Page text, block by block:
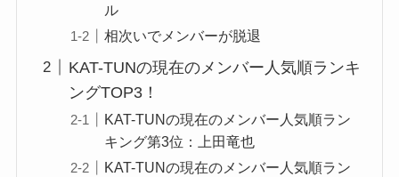
ル
相次いでメンバーが脱退
KAT-TUNの現在のメンバー人気順ランキ
ングTOP3！
KAT-TUNの現在のメンバー人気順ラン
キング第3位：上田竜也
KAT-TUNの現在のメンバー人気順ラン